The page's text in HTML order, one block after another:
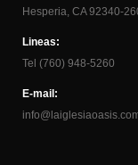
Hesperia, CA 92340-
Lineas:
Tel (760) 948-5260
E-mail: